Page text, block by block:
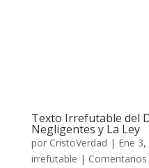
Texto Irrefutable del
Negligentes y La Ley
por CristoVerdad | Ene
irrefutable | Comentarios